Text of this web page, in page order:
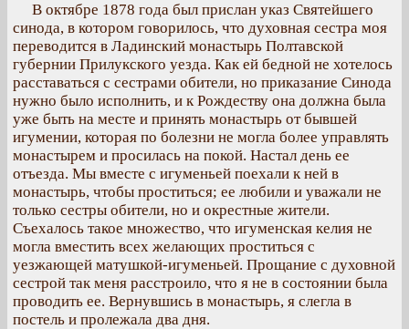
В октябре 1878 года был прислан указ Святейшего
синода, в котором говорилось, что духовная сестра моя
переводится в Ладинский монастырь Полтавской
губернии Прилукского уезда. Как ей бедной не хотелось
расставаться с сестрами обители, но приказание Синода
нужно было исполнить, и к Рождеству она должна была
уже быть на месте и принять монастырь от бывшей
игумении, которая по болезни не могла более управлять
монастырем и просилась на покой. Настал день ее
отъезда. Мы вместе с игуменьей поехали к ней в
монастырь, чтобы проститься; ее любили и уважали не
только сестры обители, но и окрестные жители.
Съехалось такое множество, что игуменская келия не
могла вместить всех желающих проститься с
уезжающей матушкой-игуменьей. Прощание с духовной
сестрой так меня расстроило, что я не в состоянии была
проводить ее. Вернувшись в монастырь, я слегла в
постель и пролежала два дня.